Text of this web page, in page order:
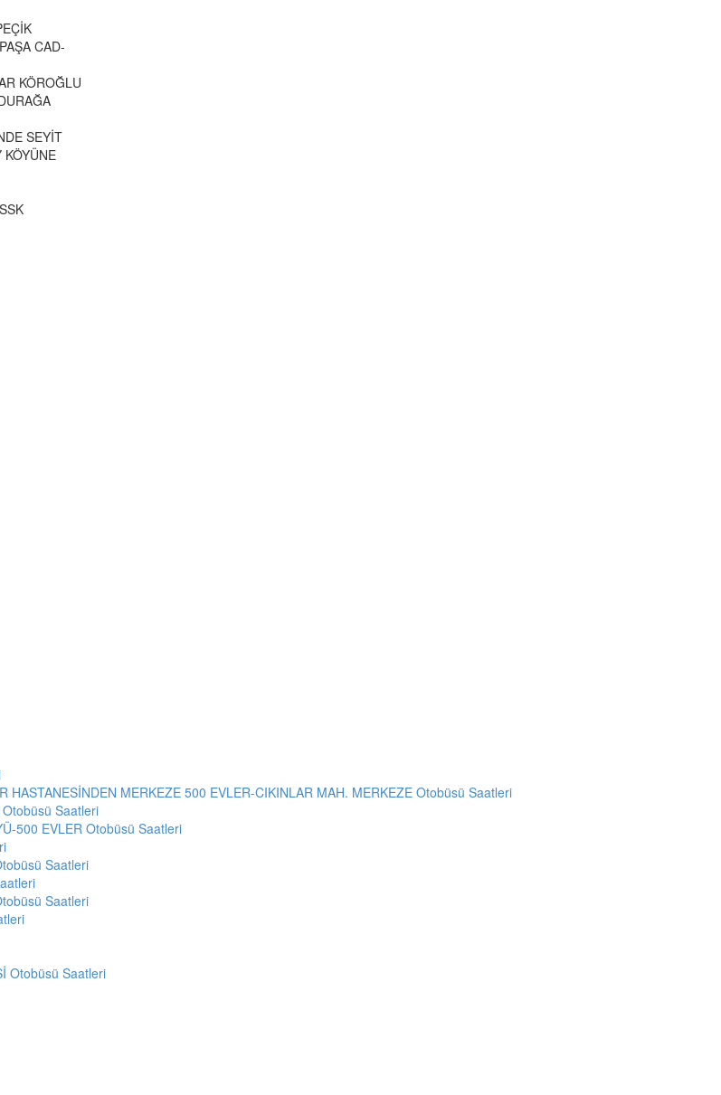
CAD-
KÖROĞLU
SEYİT
HASTANESİNDEN MERKEZE 500 EVLER-CIKINLAR MAH. MERKEZE Otobüsü Saatleri
Saatleri
500 EVLER Otobüsü Saatleri
Saatleri
Saatleri
Otobüsü Saatleri